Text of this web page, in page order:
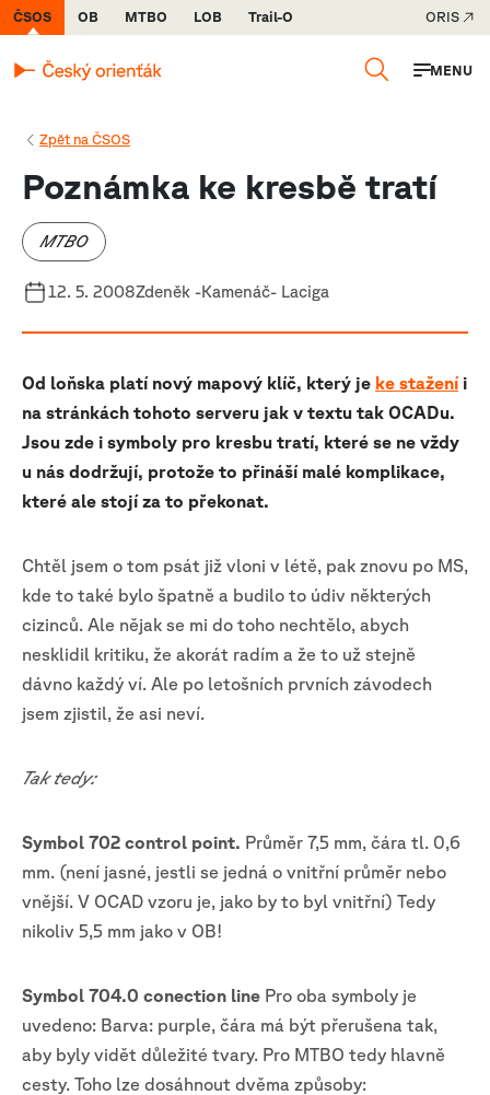
ČSOS OB MTBO LOB Trail-O ORIS
MENU
Zpět na ČSOS
Poznámka ke kresbě tratí
MTBO
12. 5. 2008Zdeněk -Kamenáč- Laciga
Od loňska platí nový mapový klíč, který je ke staženíi
na stránkách tohoto serveru jak v textu tak OCADu.
Jsou zde i symboly pro kresbu tratí, které se ne vždy
u nás dodržují, protože to přináší malé komplikace,
které ale stojí za to překonat.
Chtěl jsem o tom psát již vloni v létě, pak znovu po MS,
kde to také bylo špatně a budilo to údiv některých
cizinců. Ale nějak se mi do toho nechtělo, abych
nesklidil kritiku, že akorát radím a že to už stejně
dávno každý ví. Ale po letošních prvních závodech
jsem zjistil, že asi neví.
Tak tedy:
Symbol 702 control point. Průměr 7,5 mm, čára tl. 0,6
mm. (není jasné, jestli se jedná o vnitřní průměr nebo
vnější. V OCAD vzoru je, jako by to byl vnitřní) Tedy
nikoliv 5,5 mm jako v OB!
Symbol 704.0 conection line Pro oba symboly je
uvedeno: Barva: purple, čára má být přerušena tak,
aby byly vidět důležité tvary. Pro MTBO tedy hlavně
cesty. Toho lze dosáhnout dvěma způsoby: